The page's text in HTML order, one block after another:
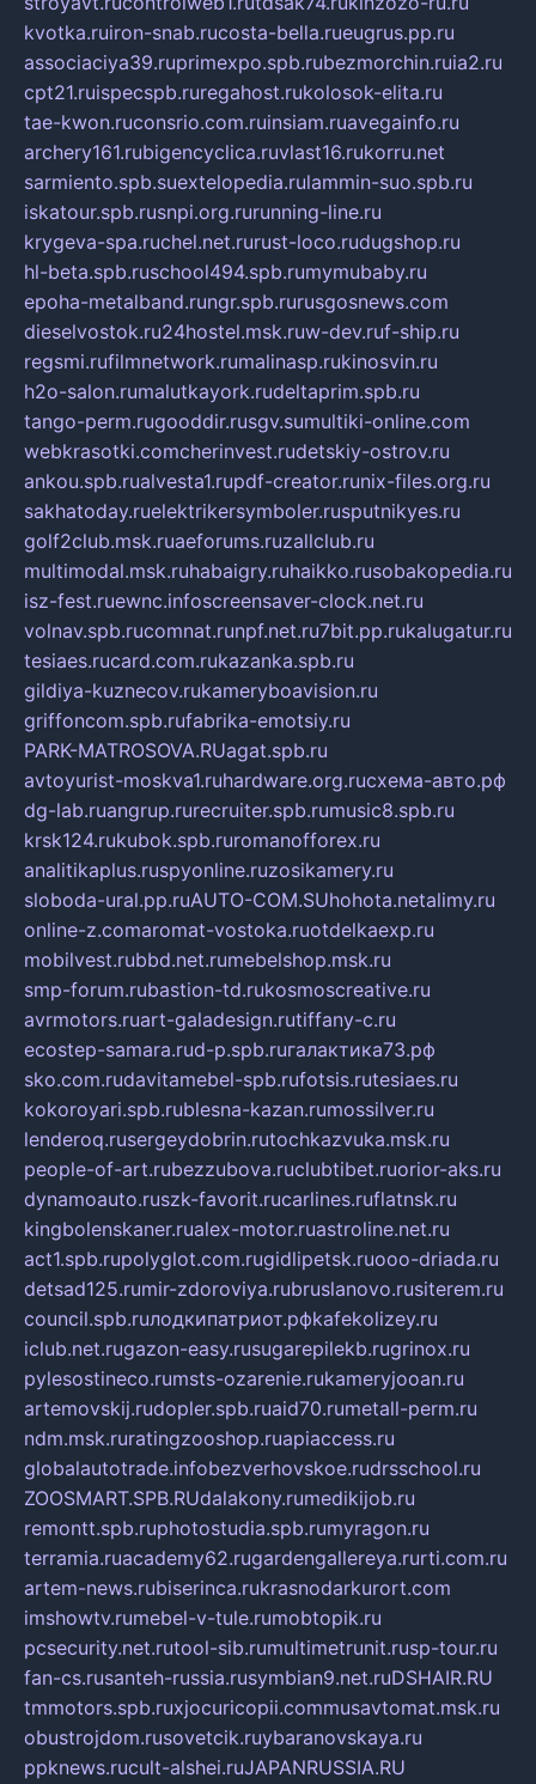
kvotka.ruiron-snab.rucosta-bella.rueugrus.pp.ru
associaciya39.ruprimexpo.spb.rubezmorchin.ruia2.ru
cpt21.ruispecspb.ruregahost.rukolosok-elita.ru
tae-kwon.ruconsrio.com.ruinsiam.ruavegainfo.ru
archery161.rubigencyclica.ruvlast16.rukorru.net
sarmiento.spb.suextelopedia.rulammin-suo.spb.ru
iskatour.spb.rusnpi.org.rurunning-line.ru
krygeva-spa.ruchel.net.rurust-loco.rudugshop.ru
hl-beta.spb.ruschool494.spb.rumymubaby.ru
epoha-metalband.rungr.spb.rurusgosnews.com
dieselvostok.ru24hostel.msk.ruw-dev.ruf-ship.ru
regsmi.rufilmnetwork.rumalinasp.rukinosvin.ru
h2o-salon.rumalutkayork.rudeltaprim.spb.ru
tango-perm.rugooddir.rusgv.sumultiki-online.com
webkrasotki.comcherinvest.rudetskiy-ostrov.ru
ankou.spb.rualvesta1.rupdf-creator.runix-files.org.ru
sakhatoday.ruelektrikersymboler.rusputnikyes.ru
golf2club.msk.ruaeforums.ruzallclub.ru
multimodal.msk.ruhabaigry.ruhaikko.rusobakopedia.ru
isz-fest.ruewnc.infoscreensaver-clock.net.ru
volnav.spb.rucomnat.runpf.net.ru7bit.pp.rukalugatur.ru
tesiaes.rucard.com.rukazanka.spb.ru
gildiya-kuznecov.rukameryboavision.ru
griffoncom.spb.rufabrika-emotsiy.ru
PARK-MATROSOVA.RUagat.spb.ru
avtoyurist-moskva1.ruhardware.org.ruсхема-авто.рф
dg-lab.ruangrup.rurecruiter.spb.rumusic8.spb.ru
krsk124.rukubok.spb.ruromanofforex.ru
analitikaplus.ruspyonline.ruzosikamery.ru
sloboda-ural.pp.ruAUTO-COM.SUhohota.netalimy.ru
online-z.comaromat-vostoka.ruotdelkaexp.ru
mobilvest.rubbd.net.rumebelshop.msk.ru
smp-forum.rubastion-td.rukosmoscreative.ru
avrmotors.ruart-galadesign.rutiffany-c.ru
ecostep-samara.rud-p.spb.ruгалактика73.рф
sko.com.rudavitamebel-spb.rufotsis.rutesiaes.ru
kokoroyari.spb.rublesna-kazan.rumossilver.ru
lenderoq.rusergeydobrin.rutochkazvuka.msk.ru
people-of-art.rubezzubova.ruclubtibet.ruorior-aks.ru
dynamoauto.ruszk-favorit.rucarlines.ruflatnsk.ru
kingbolenskaner.rualex-motor.ruastroline.net.ru
act1.spb.rupolyglot.com.rugidlipetsk.ruooo-driada.ru
detsad125.rumir-zdoroviya.rubruslanovo.rusiterem.ru
council.spb.ruлодкипатриот.рфkafekolizey.ru
iclub.net.rugazon-easy.rusugarepilekb.rugrinox.ru
pylesostineco.rumsts-ozarenie.rukameryjooan.ru
artemovskij.rudopler.spb.ruaid70.rumetall-perm.ru
ndm.msk.ruratingzooshop.ruapiaccess.ru
globalautotrade.infobezverhovskoe.rudrsschool.ru
ZOOSMART.SPB.RUdalakony.rumedikijob.ru
remontt.spb.ruphotostudia.spb.rumyragon.ru
terramia.ruacademy62.rugardengallereya.rurti.com.ru
artem-news.rubiserinca.rukrasnodarkurort.com
imshowtv.rumebel-v-tule.rumobtopik.ru
pcsecurity.net.rutool-sib.rumultimetrunit.rusp-tour.ru
fan-cs.rusanteh-russia.rusymbian9.net.ruDSHAIR.RU
tmmotors.spb.ruxjocuricopii.commusavtomat.msk.ru
obustrojdom.rusovetcik.ruybaranovskaya.ru
ppknews.rucult-alshei.ruJAPANRUSSIA.RU